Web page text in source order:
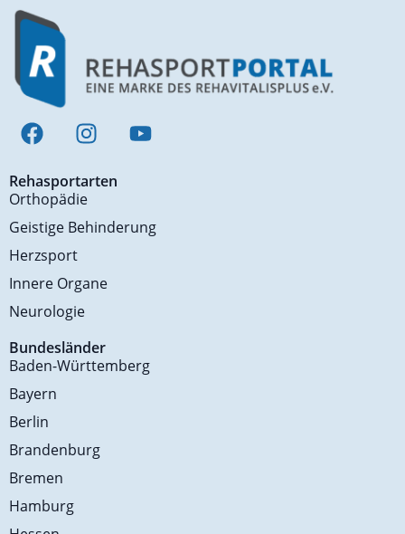
Rehasportarten
Orthopädie
Geistige Behinderung
Herzsport
Innere Organe
Neurologie
Bundesländer
Baden-Württemberg
Bayern
Berlin
Brandenburg
Bremen
Hamburg